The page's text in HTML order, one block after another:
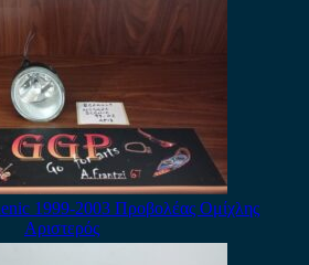
1999-2003 Προβολέας Ομίχλης
Αριστερός